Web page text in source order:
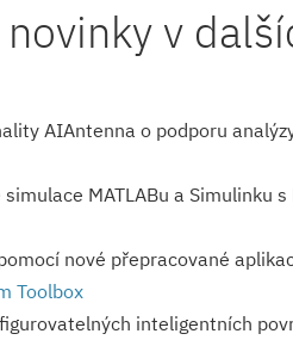
v
AIAntenna o podporu
MATLABu a Simulinku
nové přepracované
Toolbox
inteligentních